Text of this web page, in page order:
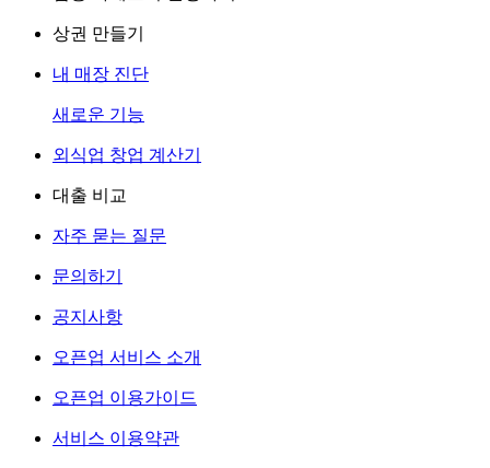
상권 만들기
내 매장 진단
새로운 기능
외식업 창업 계산기
대출 비교
자주 묻는 질문
문의하기
공지사항
오픈업 서비스 소개
오픈업 이용가이드
서비스 이용약관